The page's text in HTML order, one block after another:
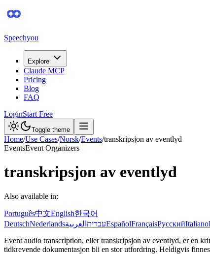
Speechyou
Explore
Claude MCP
Pricing
Blog
FAQ
LoginStart Free
Toggle theme
Home/Use Cases/Norsk/Events/transkripsjon av eventlyd
EventsEvent Organizers
transkripsjon av eventlyd
Also available in:
Português中文English한국어
DeutschNederlands עברית العربية EspañolFrançaisРусскийItaliano
Event audio transcription, eller transkripsjon av eventlyd, er en
tidkrevende dokumentasjon bli en stor utfordring. Heldigvis